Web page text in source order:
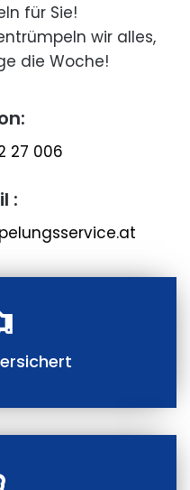
für Sie!
wir alles,
die Woche!
27 006
: